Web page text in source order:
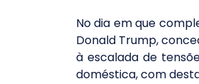
No dia em que
Donald Trump,
à escalada de
doméstica, com